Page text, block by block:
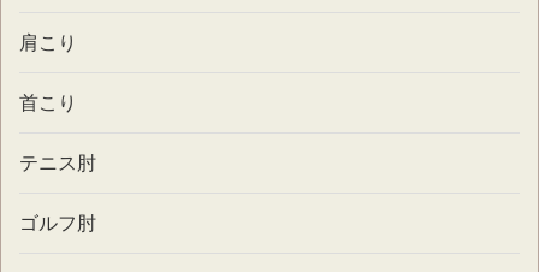
肩こり
首こり
テニス肘
ゴルフ肘